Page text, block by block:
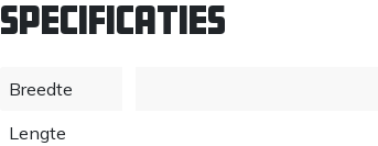
Specificaties
Breedte
Lengte